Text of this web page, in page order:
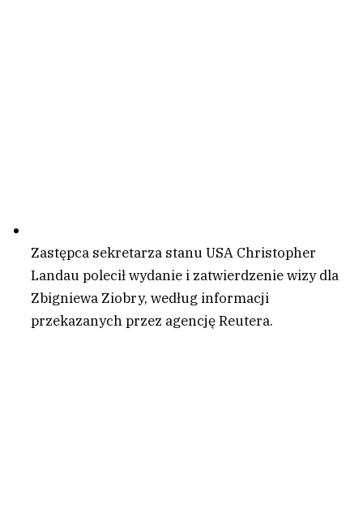
Zastępca sekretarza stanu USA Christopher
Landau polecił wydanie i zatwierdzenie wizy dla
Zbigniewa Ziobry, według informacji
przekazanych przez agencję Reutera.